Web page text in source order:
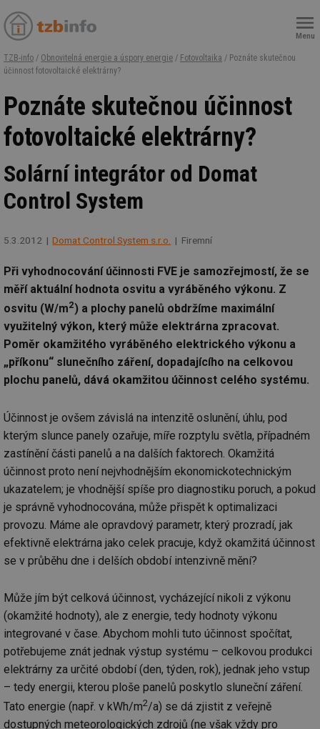
Menu
TZB-info / Obnovitelná energie a úspory energie / Fotovoltaika / Poznáte skutečnou
účinnost fotovoltaické elektrárny?
Poznáte skutečnou účinnost
fotovoltaické elektrárny?
Solární integrátor od Domat
Control System
5.3.2012 Domat Control System s.r.o. Firemní
Při vyhodnocování účinnosti FVE je samozřejmostí, že se
měří aktuální hodnota osvitu a vyráběného výkonu. Z
osvitu (W/m2) a plochy panelů obdržíme maximální
využitelný výkon, který může elektrárna zpracovat.
Poměr okamžitého vyráběného elektrického výkonu a
„příkonu“ slunečního záření, dopadajícího na celkovou
plochu panelů, dává okamžitou účinnost celého systému.
Účinnost je ovšem závislá na intenzitě oslunění, úhlu, pod
kterým slunce panely ozařuje, míře rozptylu světla, případném
zastínění části panelů a na dalších faktorech. Okamžitá
účinnost proto není nejvhodnějším ekonomickotechnickým
ukazatelem; je vhodnější spíše pro diagnostiku poruch, a pokud
je správně vyhodnocována, může přispět k optimalizaci
provozu. Máme ale opravdový parametr, který prozradí, jak
efektivně elektrárna jako celek pracuje, když okamžitá účinnost
se v průběhu dne i delších období intenzivně mění?
Může jím být celková účinnost, vycházející nikoli z výkonu
(okamžité hodnoty), ale z energie, tedy hodnoty výkonu
integrované v čase. Abychom mohli tuto účinnost spočítat,
potřebujeme znát jednak výstup systému – celkovou produkci
elektrárny za určité období (den, týden, rok), jednak jeho vstup
– tedy energii, kterou ploše panelů poskytlo sluneční záření.
Tato energie (např. v kWh/m2/a) se dá zjistit z veřejně
dostupných meteorologických zdrojů (ne však vždy pro